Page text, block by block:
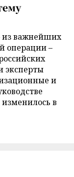
из важнейших
операции –
эксперты
и
в